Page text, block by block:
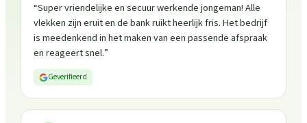
“Super vriendelijke en secuur werkende jongeman! Alle
vlekken zijn eruit en de bank ruikt heerlijk fris. Het bedrijf
is meedenkend in het maken van een passende afspraak
en reageert snel.”
Geverifieerd